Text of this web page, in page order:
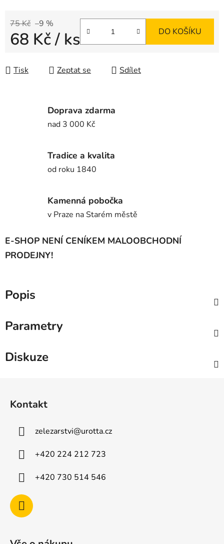
75 Kč –9 %
68 Kč/ ks DO KOŠÍKU
Tisk Zeptat se Sdílet
Doprava zdarma
nad 3 000 Kč
Tradice a kvalita
od roku 1840
Kamenná pobočka
v Praze na Starém městě
E-SHOP NENÍ CENÍKEM MALOOBCHODNÍ
PRODEJNY!
Popis
Parametry
Diskuze
Kontakt
zelezarstvi@urotta.cz
+420 224 212 723
+420 730 514 546